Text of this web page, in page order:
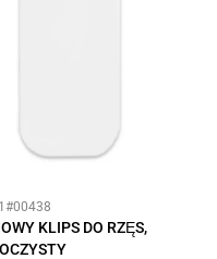
KLIPS DO RZĘS,